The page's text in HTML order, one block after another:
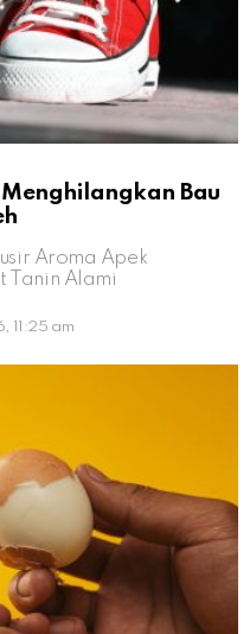
Bau
Aroma Apek
Tanin Alami
11:25 am